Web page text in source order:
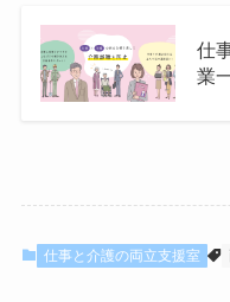
仕
業
仕事と介護の両立支援室